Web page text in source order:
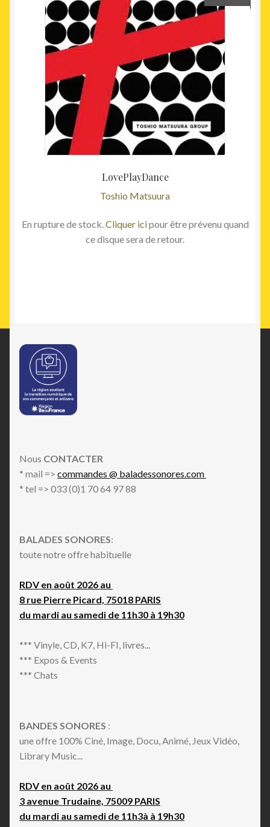
LovePlayDance
Toshio Matsuura
En rupture de stock.Cliquer icipour être prévenu quand
ce disque sera de retour.
Nous CONTACTER
* mail => commandes @ baladessonores.com
* tel => 033 (0)1 70 64 97 88
BALADES SONORES:
toute notre offre habituelle
RDV en août 2026 au
8 rue Pierre Picard, 75018 PARIS
du mardi au samedi de 11h30 à 19h30
*** Vinyle, CD, K7, Hi-FI, livres...
*** Expos & Events
*** Chats
BANDES SONORES :
une offre 100% Ciné, Image, Docu, Animé, Jeux Vidéo,
Library Music...
RDV en août 2026 au
3 avenue Trudaine, 75009 PARIS
du mardi au samedi de 11h3à à 19h30